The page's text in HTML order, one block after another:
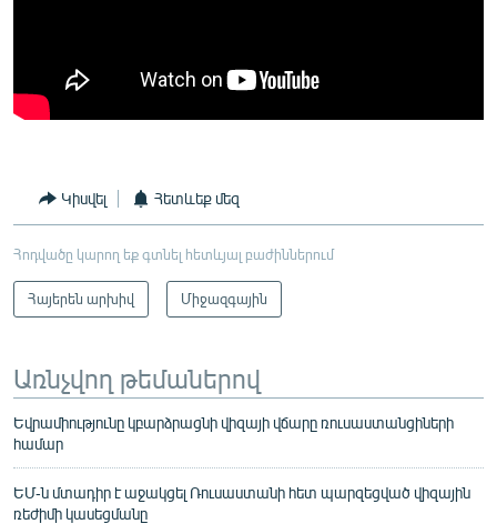
Կիսվել Հետևեք մեզ
Հոդվածը կարող եք գտնել հետևյալ բաժիններում
Հայերեն արխիվ Միջազգային
Առնչվող թեմաներով
Եվրամիությունը կբարձրացնի վիզայի վճարը ռուսաստանցիների
համար
ԵՄ-ն մտադիր է աջակցել Ռուսաստանի հետ պարզեցված վիզային
ռեժիմի կասեցմանը